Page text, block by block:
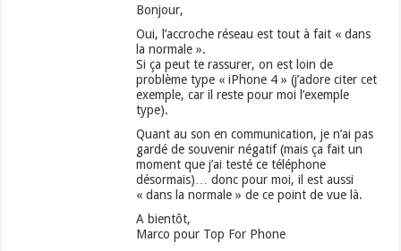
Bonjour,
Oui, l’accroche réseau est tout à fait « dans
la normale ».
Si ça peut te rassurer, on est loin de
problème type « iPhone 4 » (j’adore citer cet
exemple, car il reste pour moi l’exemple
type).
Quant au son en communication, je n’ai pas
gardé de souvenir négatif (mais ça fait un
moment que j’ai testé ce téléphone
désormais)… donc pour moi, il est aussi
« dans la normale » de ce point de vue là.
A bientôt,
Marco pour Top For Phone